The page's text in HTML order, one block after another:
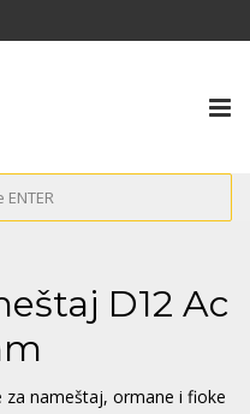
D12 Ac
za nameštaj, ormane i fioke